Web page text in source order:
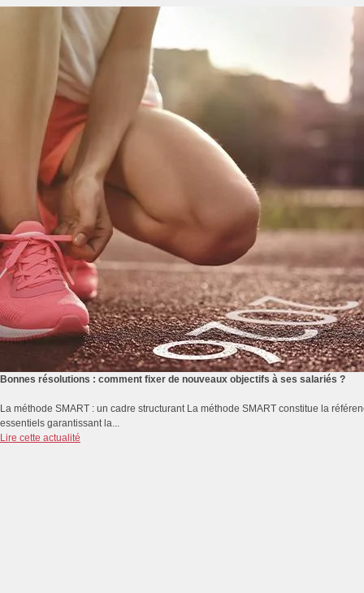
Bonnes résolutions : comment fixer de nouveaux objectifs à ses salariés ?
La méthode SMART : un cadre structurant La méthode SMART constitue la
essentiels garantissant la...
Lire cette actualité